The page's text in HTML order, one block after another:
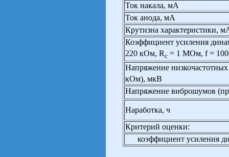
Ток накала, мА
Ток анода, мА
Крутизна характеристики,
Коэффициент усиления
220 кОм, Rс= 1 МОм, f =
Напряжение
кОм), мкВ
Напряжение виброшумов
Наработка, ч
Критерий оценки:
коэффициент усиления